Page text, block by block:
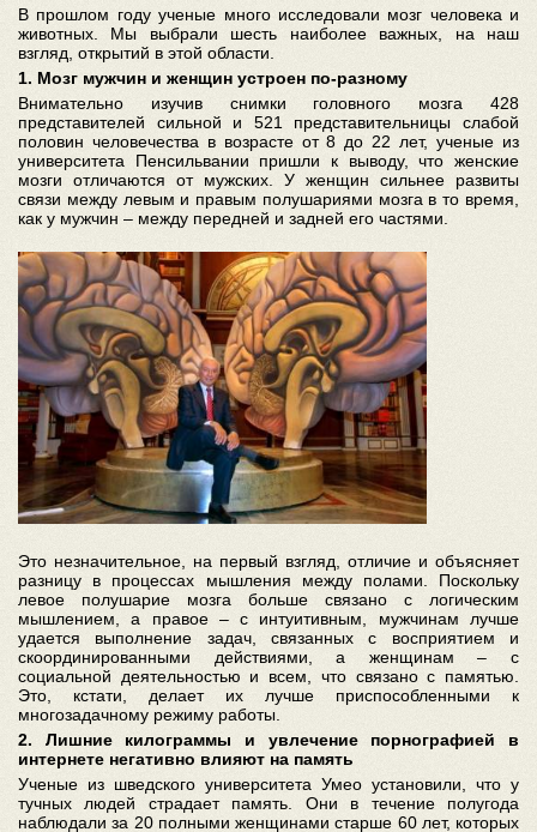
В прошлом году ученые много исследовали мозг человека и
животных. Мы выбрали шесть наиболее важных, на наш
взгляд, открытий в этой области.
1. Мозг мужчин и женщин устроен по-разному
Внимательно изучив снимки головного мозга 428
представителей сильной и 521 представительницы слабой
половин человечества в возрасте от 8 до 22 лет, ученые из
университета Пенсильвании пришли к выводу, что женские
мозги отличаются от мужских. У женщин сильнее развиты
связи между левым и правым полушариями мозга в то время,
как у мужчин – между передней и задней его частями.
Это незначительное, на первый взгляд, отличие и объясняет
разницу в процессах мышления между полами. Поскольку
левое полушарие мозга больше связано с логическим
мышлением, а правое – с интуитивным, мужчинам лучше
удается выполнение задач, связанных с восприятием и
скоординированными действиями, а женщинам – с
социальной деятельностью и всем, что связано с памятью.
Это, кстати, делает их лучше приспособленными к
многозадачному режиму работы.
2. Лишние килограммы и увлечение порнографией в
интернете негативно влияют на память
Ученые из шведского университета Умео установили, что у
тучных людей страдает память. Они в течение полугода
наблюдали за 20 полными женщинами старше 60 лет, которых